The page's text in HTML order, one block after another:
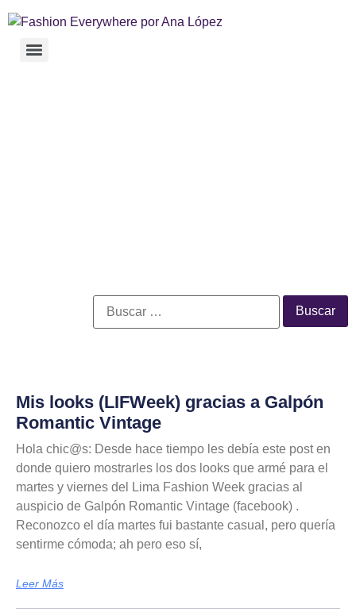
Mis looks (LIFWeek) gracias a Galpón
Romantic Vintage
Hola chic@s: Desde hace tiempo les debía este post en
donde quiero mostrarles los dos looks que armé para el
martes y viernes del Lima Fashion Week gracias al
auspicio de Galpón Romantic Vintage (facebook) .
Reconozco el día martes fui bastante casual, pero quería
sentirme cómoda; ah pero eso sí,
Leer Más